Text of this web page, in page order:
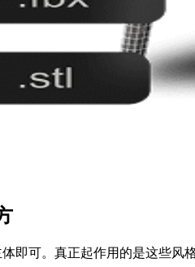
即可。真正起作用的是这些风